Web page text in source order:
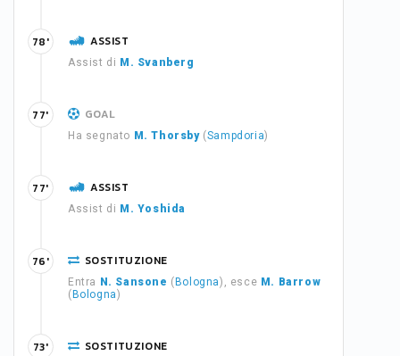
ASSIST
Assist di M. Svanberg
78'
GOAL
Ha segnato M. Thorsby(Sampdoria)
77'
ASSIST
Assist di M. Yoshida
77'
SOSTITUZIONE
Entra N. Sansone ( Bologna), esce M. Barrow
( Bologna)
76'
SOSTITUZIONE
73'